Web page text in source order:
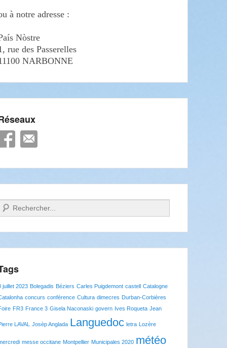
à notre adresse :
Nòstre
rue des Passerelles
NARBONNE
juillet 2023 Bolegadis Béziers Carles Puigdemont castell Catalogne
concurs conférence Cultura dimecres Durban-Corbières
FR3 France 3 Gisela Naconaski govern Ives Roqueta Jean
LAVAL Josèp Anglada Languedoc letra Lozère
messe occitane Montpellier Municipales 2020 météo